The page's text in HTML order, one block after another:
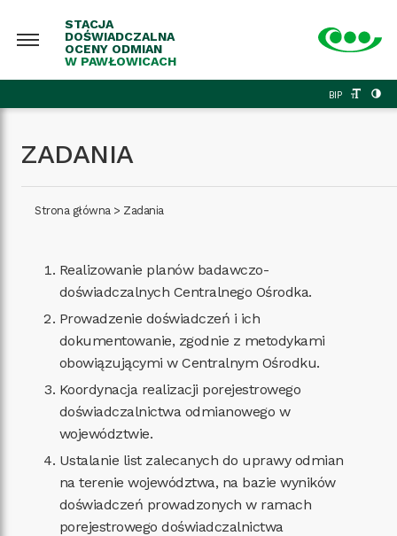
STACJA
DOŚWIADCZALNA
OCENY ODMIAN
W PAWŁOWICACH
BIP
ZADANIA
Strona główna> Zadania
Realizowanie planów badawczo-
doświadczalnych Centralnego Ośrodka.
Prowadzenie doświadczeń i ich
dokumentowanie, zgodnie z metodykami
obowiązującymi w Centralnym Ośrodku.
Koordynacja realizacji porejestrowego
doświadczalnictwa odmianowego w
województwie.
Ustalanie list zalecanych do uprawy odmian
na terenie województwa, na bazie wyników
doświadczeń prowadzonych w ramach
porejestrowego doświadczalnictwa